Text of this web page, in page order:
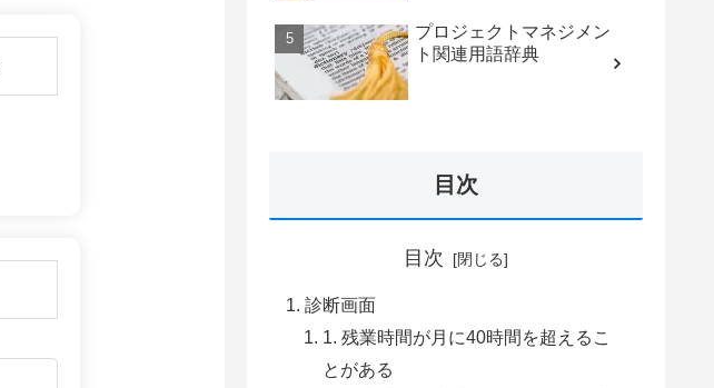
プロジェクトマネジメン
ト関連用語辞典
目次
目次
診断画面
1. 残業時間が月に40時間を超えるこ
とがある